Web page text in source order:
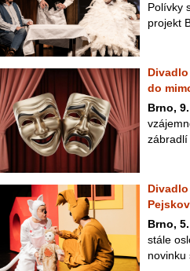
Polívky
projekt
do
Brno,
zábradlí
Brno,
stále
novinku